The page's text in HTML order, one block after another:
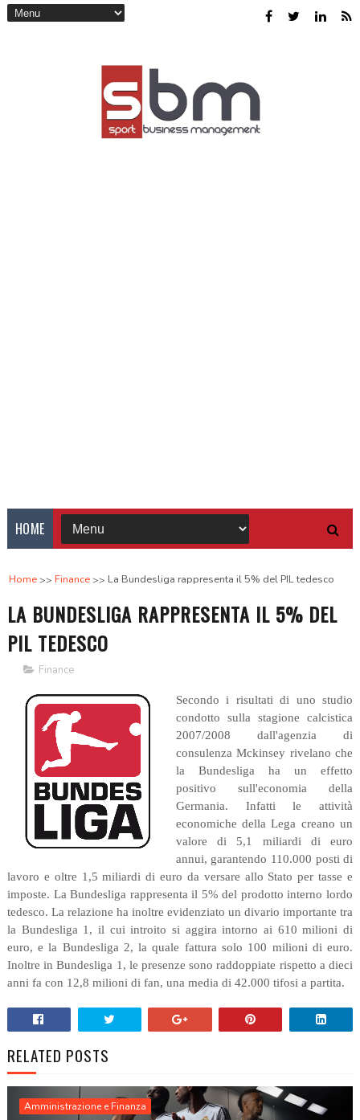
HOME
Home Finance La Bundesliga rappresenta il 5% del PIL tedesco
LA BUNDESLIGA RAPPRESENTA IL 5% DEL
PIL TEDESCO
Finance
Secondo i risultati di uno studio
condotto sulla stagione calcistica
2007/2008 dall'agenzia di
consulenza Mckinsey rivelano che
la Bundesliga ha un effetto
positivo sull'economia della
Germania. Infatti le attività
economiche della Lega creano un
valore di 5,1 miliardi di euro
annui, garantendo 110.000 posti di
lavoro e oltre 1,5 miliardi di euro da versare allo Stato per tasse e
imposte. La Bundesliga rappresenta il 5% del prodotto interno lordo
tedesco. La relazione ha inoltre evidenziato un divario importante tra
la Bundesliga 1, il cui introito si aggira intorno ai 610 milioni di
euro, e la Bundesliga 2, la quale fattura solo 100 milioni di euro.
Inoltre in Bundesliga 1, le presenze sono raddoppiate rispetto a dieci
anni fa con 12,8 milioni di fan, una media di 42.000 tifosi a partita.
RELATED POSTS
Amministrazione e Finanza